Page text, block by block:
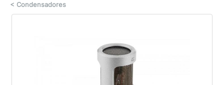
< Condensadores